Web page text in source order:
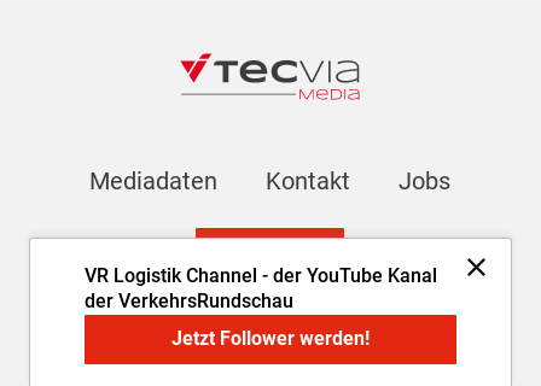
VR Logistik Channel - der YouTube Kanal
der VerkehrsRundschau
Jetzt Follower werden!
Mediadaten Kontakt Jobs
AGB Datenschutz Cookie-Einstellungen